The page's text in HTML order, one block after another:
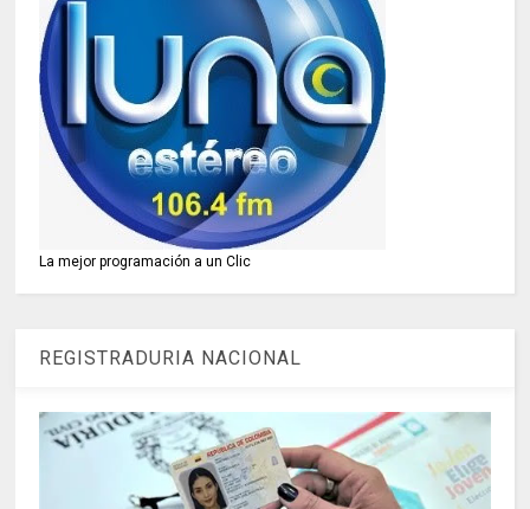
La mejor programación a un Clic
REGISTRADURIA NACIONAL